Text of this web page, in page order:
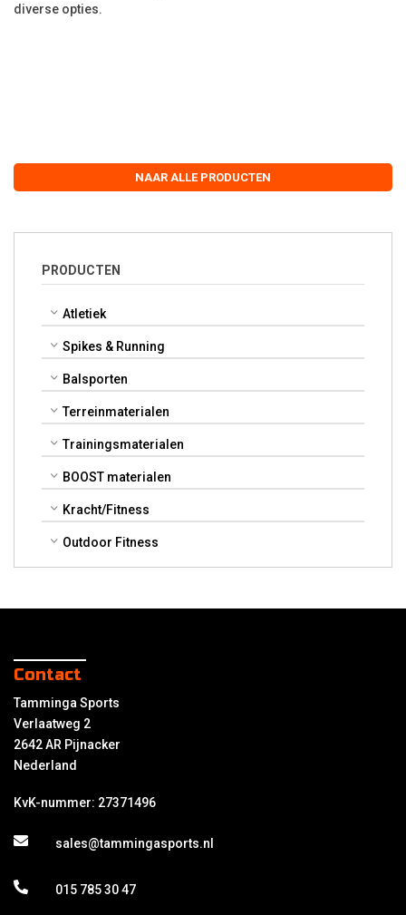
NAAR ALLE PRODUCTEN
PRODUCTEN
Atletiek
Spikes & Running
Balsporten
Terreinmaterialen
Trainingsmaterialen
BOOST materialen
Kracht/Fitness
Outdoor Fitness
diverse opties.
Contact
Tamminga Sports
Verlaatweg 2
2642 AR Pijnacker
Nederland
KvK-nummer: 27371496
sales@tammingasports.nl
015 785 30 47